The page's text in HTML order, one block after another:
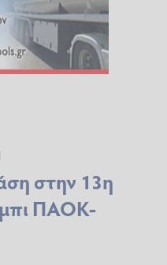
στην 13η
ΠΑΟΚ-